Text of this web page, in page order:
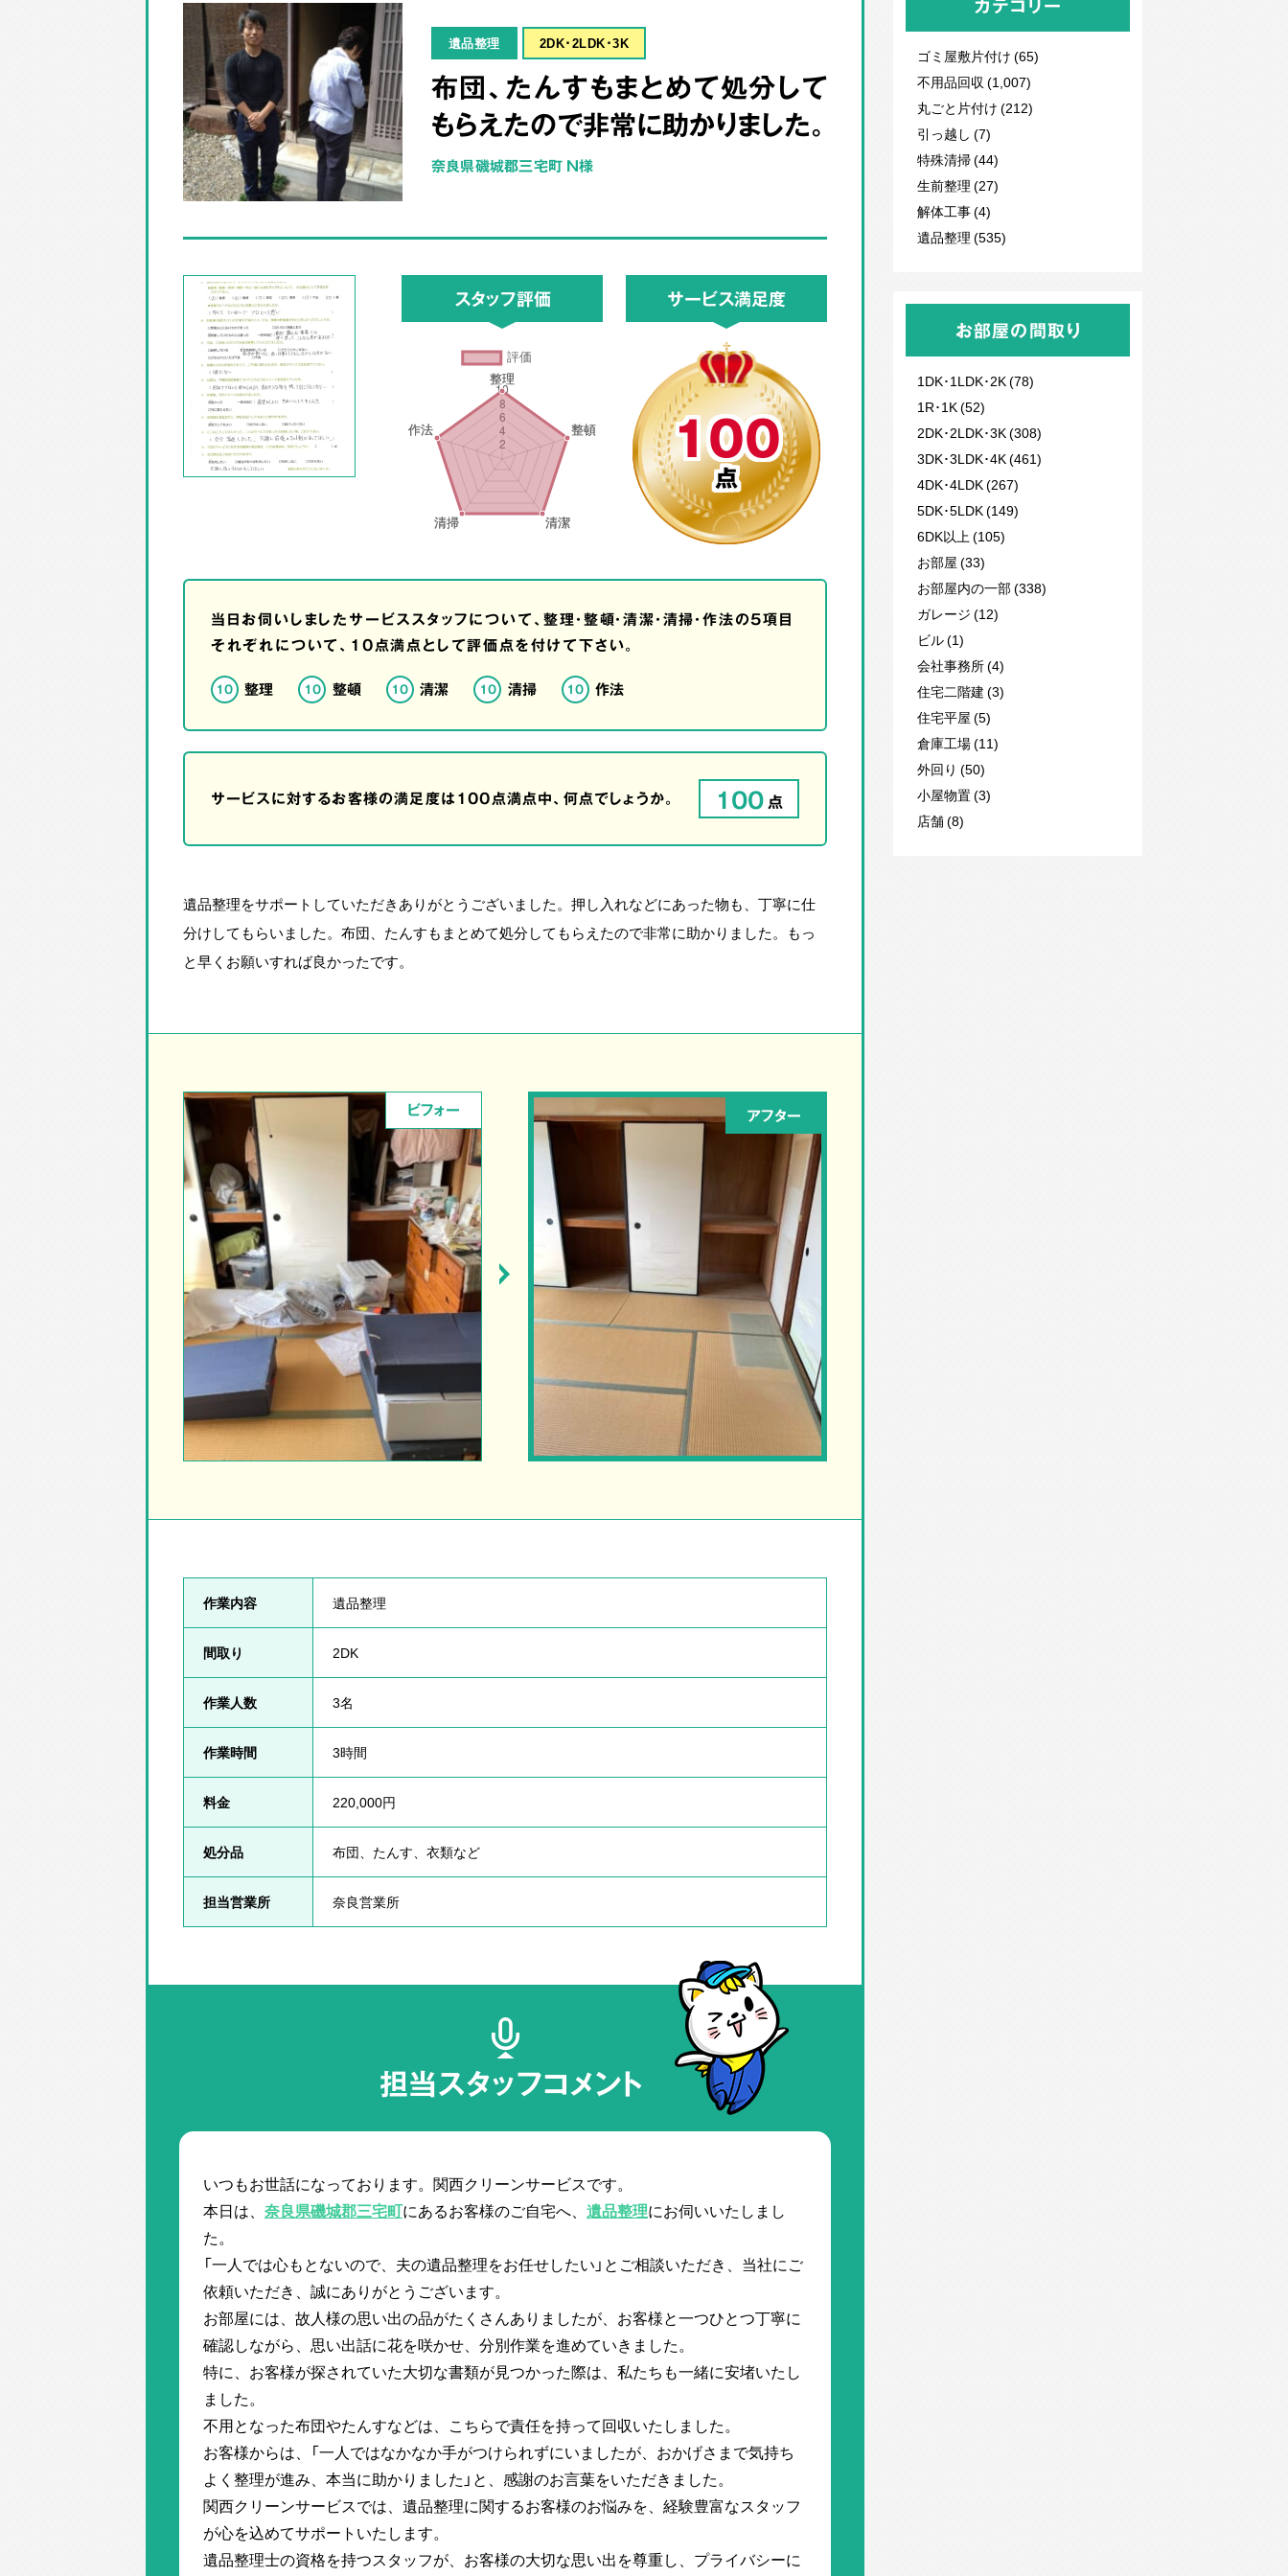
遺品整理 2DK･2LDK･3K
布団、たんすもまとめて処分して
もらえたので非常に助かりました。
奈良県磯城郡三宅町 N様
スタッフ評価 サービス満足度
100
点
当日お伺いしましたサービススタッフについて、整理・整頓・清潔・清掃・作法の5項目
それぞれについて、10点満点として評価点を付けて下さい。
10 整理 10 整頓 10 清潔 10 清掃 10 作法
サービスに対するお客様の満足度は100点満点中、何点でしょうか。 100 点
遺品整理をサポートしていただきありがとうございました。押し入れなどにあった物も、丁寧に仕
分けしてもらいました。布団、たんすもまとめて処分してもらえたので非常に助かりました。もっ
と早くお願いすれば良かったです。
ビフォー アフター
作業内容 遺品整理
間取り 2DK
作業人数 3名
作業時間 3時間
料金 220,000円
処分品 布団、たんす、衣類など
担当営業所 奈良営業所
担当スタッフコメント
いつもお世話になっております。関西クリーンサービスです。
本日は、 奈良県磯城郡三宅町にあるお客様のご自宅へ、 遺品整理にお伺いいたしまし
た。
「一人では心もとないので、夫の遺品整理をお任せしたい」とご相談いただき、当社にご
依頼いただき、誠にありがとうございます。
お部屋には、故人様の思い出の品がたくさんありましたが、お客様と一つひとつ丁寧に
確認しながら、思い出話に花を咲かせ、分別作業を進めていきました。
特に、お客様が探されていた大切な書類が見つかった際は、私たちも一緒に安堵いたし
ました。
不用となった布団やたんすなどは、こちらで責任を持って回収いたしました。
お客様からは、「一人ではなかなか手がつけられずにいましたが、おかげさまで気持ち
よく整理が進み、本当に助かりました」と、感謝のお言葉をいただきました。
関西クリーンサービスでは、遺品整理に関するお客様のお悩みを、経験豊富なスタッフ
が心を込めてサポートいたします。
遺品整理士の資格を持つスタッフが、お客様の大切な思い出を尊重し、プライバシーに
カテゴリー
ゴミ屋敷片付け (65)
不用品回収 (1,007)
丸ごと片付け (212)
引っ越し (7)
特殊清掃 (44)
生前整理 (27)
解体工事 (4)
遺品整理 (535)
お部屋の間取り
1DK･1LDK･2K (78)
1R･1K (52)
2DK･2LDK･3K (308)
3DK･3LDK･4K (461)
4DK･4LDK (267)
5DK･5LDK (149)
6DK以上 (105)
お部屋 (33)
お部屋内の一部 (338)
ガレージ (12)
ビル (1)
会社事務所 (4)
住宅二階建 (3)
住宅平屋 (5)
倉庫工場 (11)
外回り (50)
小屋物置 (3)
店舗 (8)